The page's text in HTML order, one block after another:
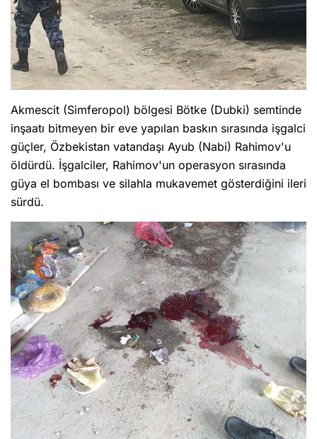
Akmescit (Simferopol) bölgesi Bötke (Dubki) semtinde
inşaatı bitmeyen bir eve yapılan baskın sırasında işgalci
güçler, Özbekistan vatandaşı Ayub (Nabi) Rahimov'u
öldürdü. İşgalciler, Rahimov'un operasyon sırasında
güya el bombası ve silahla mukavemet gösterdiğini ileri
sürdü.